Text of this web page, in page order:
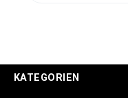
KATEGORIEN